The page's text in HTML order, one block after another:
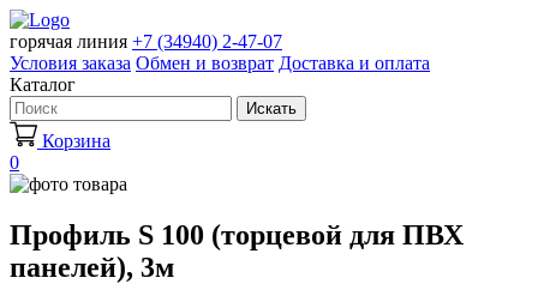
горячая линия +7 (34940) 2-47-07
Условия заказа Обмен и возврат Доставка и оплата
Каталог
Искать
Корзина
0
Профиль S 100 (торцевой для ПВХ
панелей), 3м